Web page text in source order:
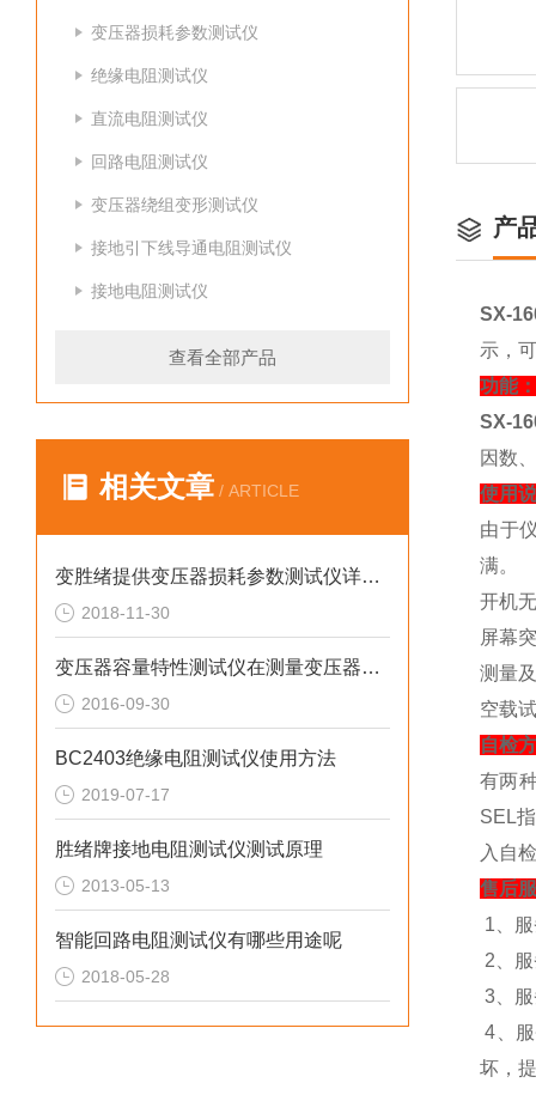
变压器损耗参数测试仪
绝缘电阻测试仪
直流电阻测试仪
回路电阻测试仪
变压器绕组变形测试仪
接地引下线导通电阻测试仪
接地电阻测试仪
查看全部产品
相关文章 / ARTICLE
变胜绪提供变压器损耗参数测试仪详细介绍
2018-11-30
变压器容量特性测试仪在测量变压器容量的过程
2016-09-30
BC2403绝缘电阻测试仪使用方法
2019-07-17
胜绪牌接地电阻测试仪测试原理
2013-05-13
智能回路电阻测试仪有哪些用途呢
2018-05-28
产
SX-
示，
功能：
SX-
因数
使用
由于
满。
开机
屏幕
测量
空载
自检
有两
SEL
入自
售后
1、
2、
3、
4、
坏，